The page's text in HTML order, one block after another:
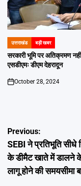
POSTED
IN
उत्तराखंड बड़ी खबर
सरकारी भूमि पर अतिक्रमण नही
एसडीएमः डीएम देहरादून
on
October 28, 2024
Post
navigation
Previous:
SEBI ने प्रतिभूति सीधे
के डीमैट खाते में डालने
लागू होने की समयसीमा